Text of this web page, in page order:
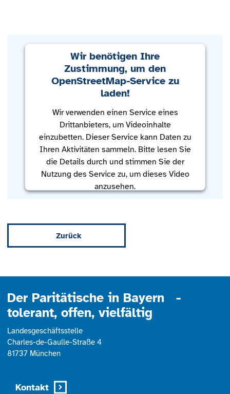
Wir benötigen Ihre
Zustimmung, um den
OpenStreetMap-Service zu
laden!
Wir verwenden einen Service eines
Drittanbieters, um Videoinhalte
einzubetten. Dieser Service kann Daten zu
Ihren Aktivitäten sammeln. Bitte lesen Sie
die Details durch und stimmen Sie der
Nutzung des Service zu, um dieses Video
anzusehen.
Management Platform
Zurück
Der Paritätische in Bayern -
tolerant, offen, vielfältig
Landesgeschäftsstelle
Charles-de-Gaulle-Straße 4
81737 München
Kontakt